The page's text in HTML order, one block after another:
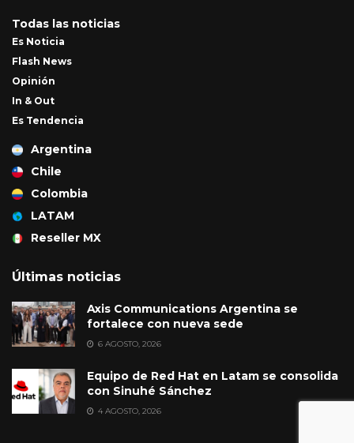
Todas las noticias
Es Noticia
Flash News
Opinión
In & Out
Es Tendencia
Argentina
Chile
Colombia
LATAM
Reseller MX
Últimas noticias
Axis Communications Argentina se
fortalece con nueva sede
6 AGOSTO, 2026
Equipo de Red Hat en Latam se consolida
con Sinuhé Sánchez
4 AGOSTO, 2026